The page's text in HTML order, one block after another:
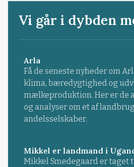
Vi går i dybden
Arla
Få de seneste nyheder om
klima, bæredygtighed og
mælkeproduktion. Her er de
og analyser om et af
andelsselskaber.
Mikkel er landmand i
Mikkel Smedegaard er taget